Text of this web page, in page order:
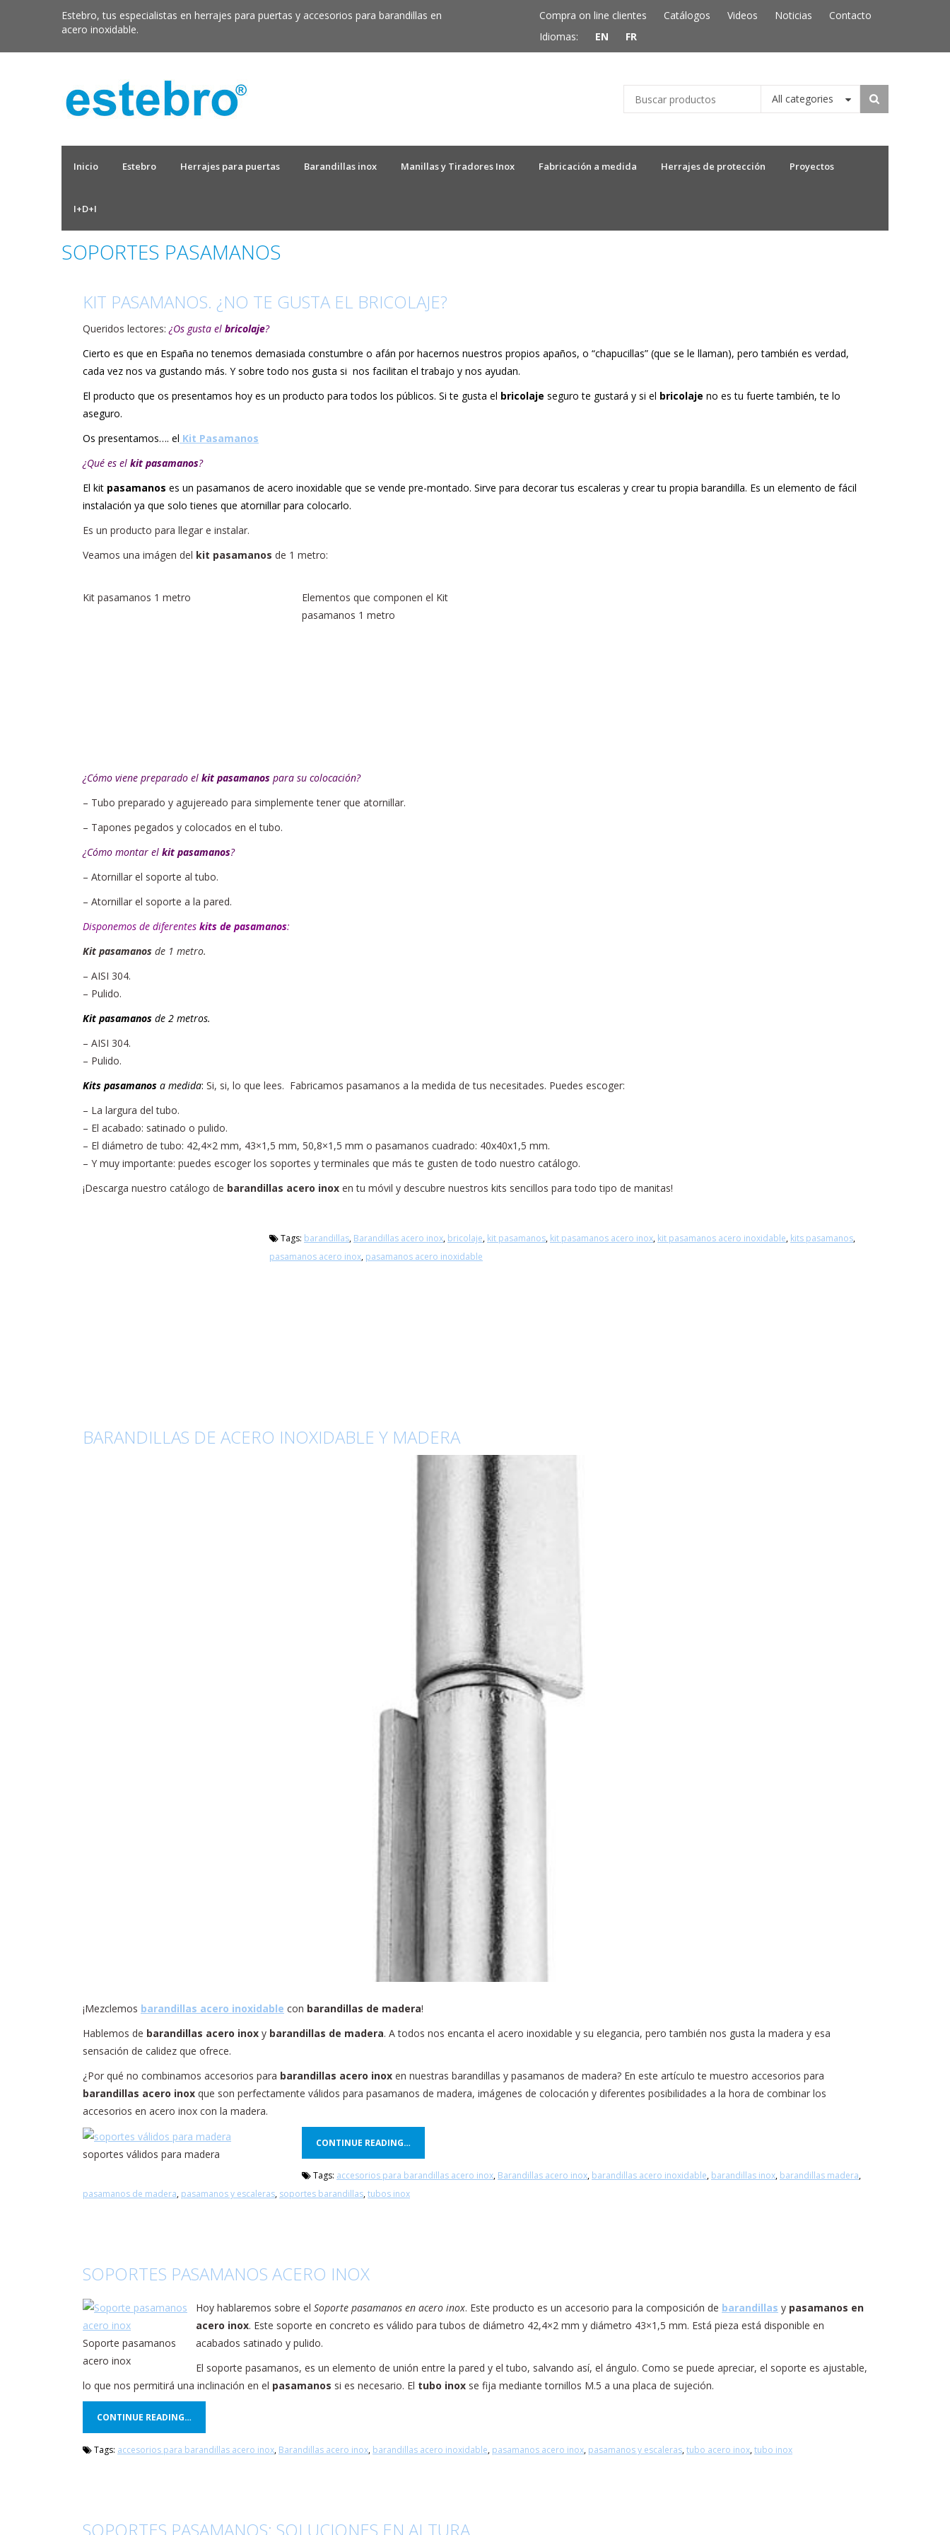
Estebro, tus especialistas en herrajes para puertas y accesorios para barandillas en
acero inoxidable.
Compra on line clientes Catálogos Videos Noticias
Contacto
Idiomas:
EN FR
All categories
Inicio Estebro Herrajes para puertas Barandillas inox Manillas y Tiradores Inox Fabricación a medida Herrajes de protección Proyectos
I+D+I
SOPORTES PASAMANOS
KIT PASAMANOS. ¿NO TE GUSTA EL BRICOLAJE?
Queridos lectores: ¿Os gusta el bricolaje?
Cierto es que en España no tenemos demasiada constumbre o afán por hacernos nuestros propios apaños, o “chapucillas” (que se le llaman), pero también es verdad,
cada vez nos va gustando más. Y sobre todo nos gusta si nos facilitan el trabajo y nos ayudan.
El producto que os presentamos hoy es un producto para todos los públicos. Si te gusta el bricolaje seguro te gustará y si el bricolaje no es tu fuerte también, te lo
aseguro.
Os presentamos…. el Kit Pasamanos
¿Qué es el kit pasamanos?
El kit pasamanos es un pasamanos de acero inoxidable que se vende pre-montado. Sirve para decorar tus escaleras y crear tu propia barandilla. Es un elemento de fácil
instalación ya que solo tienes que atornillar para colocarlo.
Es un producto para llegar e instalar.
Veamos una imágen del kit pasamanos de 1 metro:
Kit pasamanos 1 metro
Elementos que componen el Kit
pasamanos 1 metro
¿Cómo viene preparado el kit pasamanos para su colocación?
– Tubo preparado y agujereado para simplemente tener que atornillar.
– Tapones pegados y colocados en el tubo.
¿Cómo montar el kit pasamanos?
– Atornillar el soporte al tubo.
– Atornillar el soporte a la pared.
Disponemos de diferentes kits de pasamanos:
Kit pasamanos de 1 metro.
– AISI 304.
– Pulido.
Kit pasamanos de 2 metros.
– AISI 304.
– Pulido.
Kits pasamanos a medida: Si, si, lo que lees. Fabricamos pasamanos a la medida de tus necesitades. Puedes escoger:
– La largura del tubo.
– El acabado: satinado o pulido.
– El diámetro de tubo: 42,4×2 mm, 43×1,5 mm, 50,8×1,5 mm o pasamanos cuadrado: 40x40x1,5 mm.
– Y muy importante: puedes escoger los soportes y terminales que más te gusten de todo nuestro catálogo.
¡Descarga nuestro catálogo de barandillas acero inox en tu móvil y descubre nuestros kits sencillos para todo tipo de manitas!
Tags: barandillas, Barandillas acero inox, bricolaje, kit pasamanos, kit pasamanos acero inox, kit pasamanos acero inoxidable, kits pasamanos,
pasamanos acero inox, pasamanos acero inoxidable
BARANDILLAS DE ACERO INOXIDABLE Y MADERA
¡Mezclemos barandillas acero inoxidable con barandillas de madera!
Hablemos de barandillas acero inox y barandillas de madera. A todos nos encanta el acero inoxidable y su elegancia, pero también nos gusta la madera y esa
sensación de calidez que ofrece.
¿Por qué no combinamos accesorios para barandillas acero inox en nuestras barandillas y pasamanos de madera? En este artículo te muestro accesorios para
barandillas acero inox que son perfectamente válidos para pasamanos de madera, imágenes de colocación y diferentes posibilidades a la hora de combinar los
accesorios en acero inox con la madera.
soportes válidos para madera
CONTINUE READING…
Tags: accesorios para barandillas acero inox, Barandillas acero inox, barandillas acero inoxidable, barandillas inox, barandillas madera,
pasamanos de madera, pasamanos y escaleras, soportes barandillas,tubos inox
SOPORTES PASAMANOS ACERO INOX
Soporte pasamanos
acero inox
Hoy hablaremos sobre el Soporte pasamanos en acero inox. Este producto es un accesorio para la composición de barandillas y pasamanos en
acero inox. Este soporte en concreto es válido para tubos de diámetro 42,4×2 mm y diámetro 43×1,5 mm. Está pieza está disponible en
acabados satinado y pulido.
El soporte pasamanos, es un elemento de unión entre la pared y el tubo, salvando así, el ángulo. Como se puede apreciar, el soporte es ajustable,
lo que nos permitirá una inclinación en el pasamanos si es necesario. El tubo inox se fija mediante tornillos M.5 a una placa de sujeción.
CONTINUE READING…
Tags: accesorios para barandillas acero inox, Barandillas acero inox, barandillas acero inoxidable, pasamanos acero inox, pasamanos y escaleras,tubo acero inox,tubo inox
SOPORTES PASAMANOS: SOLUCIONES EN ALTURA